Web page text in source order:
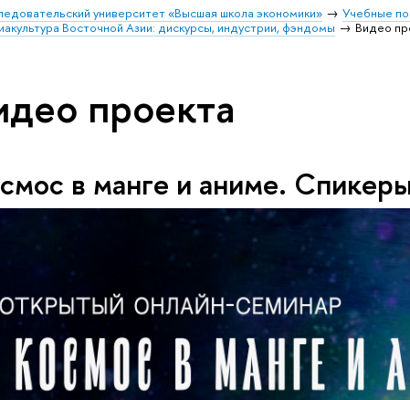
университет «Высшая школа экономики» Учебные
Восточной Азии: дискурсы, индустрии, фэндомы Видео
проекта
в манге и аниме.